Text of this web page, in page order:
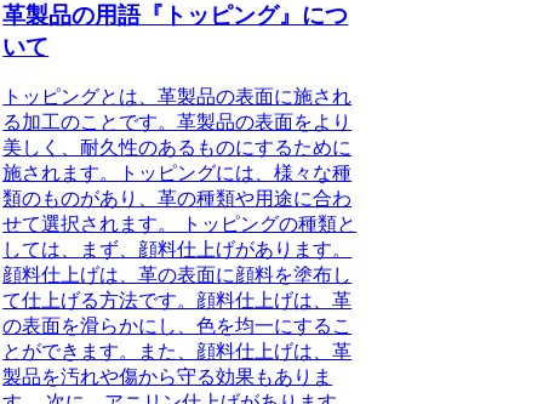
革製品の用語『トッピング』につ
いて
トッピングとは、革製品の表面に施され
る加工のことです。革製品の表面をより
美しく、耐久性のあるものにするために
施されます。トッピングには、様々な種
類のものがあり、革の種類や用途に合わ
せて選択されます。 トッピングの種類と
しては、まず、顔料仕上げがあります。
顔料仕上げは、革の表面に顔料を塗布し
て仕上げる方法です。顔料仕上げは、革
の表面を滑らかにし、色を均一にするこ
とができます。また、顔料仕上げは、革
製品を汚れや傷から守る効果もありま